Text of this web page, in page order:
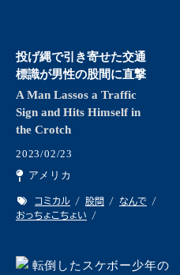
投げ縄で引き寄せた交通
標識が男性の股間に直撃
A Man Lassos a Traffic
Sign and Hits Himself in
the Crotch
2023/02/23
アメリカ
コミカル 股間
なんで
おっちょこちょい